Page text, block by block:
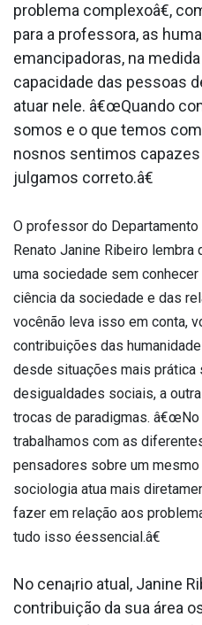
problema complexoâ€,
para a professora, as
emancipadoras, na
capacidade das pessoas
atuar nele. â€œQuando
somos e o que temos
nosnos sentimos
julgamos correto.â€
O professor do Departamento
Renato Janine Ribeiro
uma sociedade sem conhecer
ciência da sociedade e das
vocênão leva isso em conta,
contribuições das
desde situações mais prática
desigualdades sociais, a
trocas de paradigmas.
trabalhamos com as
pensadores sobre um mesmo
sociologia atua mais
fazer em relação aos
tudo isso éessencial.â€
No cena¡rio atual, Janine
contribuição da sua área